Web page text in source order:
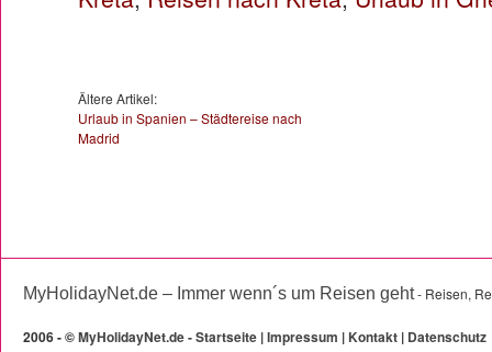
Ältere Artikel:
Urlaub in Spanien – Städtereise nach
Madrid
MyHolidayNet.de – Immer wenn´s um Reisen geht- Reisen,
2006 -©MyHolidayNet.de - Startseite |Impressum | Kontakt | Datenschutz